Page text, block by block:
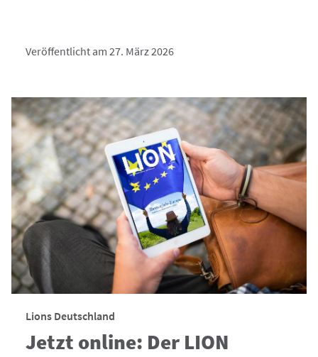
Veröffentlicht am 27. März 2026
Lions Deutschland
Jetzt online: Der LION